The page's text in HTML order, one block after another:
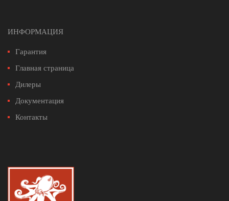
ИНФОРМАЦИЯ
Гарантия
Главная страница
Дилеры
Документация
Контакты